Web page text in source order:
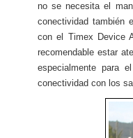
no se necesita el
conectividad también
con el Timex Device
recomendable estar
especialmente para
conectividad con los